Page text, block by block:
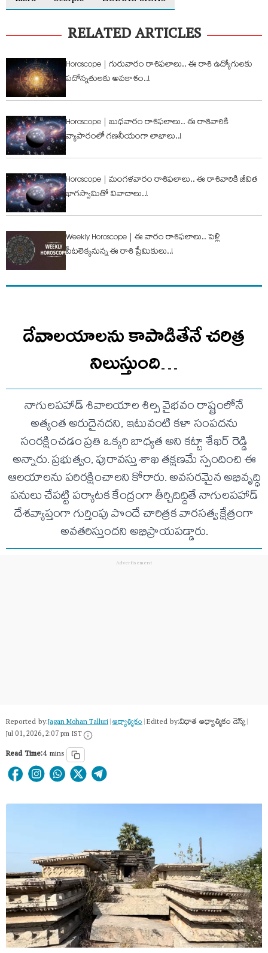
RELATED ARTICLES
Horoscope | గురువారం రాశిఫ‌లాలు.. ఈ రాశి ఉద్యోగుల‌కు
ప‌దోన్న‌తుల‌కు అవ‌కాశం..!
Horoscope | బుధ‌వారం రాశిఫ‌లాలు.. ఈ రాశివారికి
వ్యాపారంలో గ‌ణ‌నీయంగా లాభాలు..!
Horoscope | మంగ‌ళ‌వారం రాశిఫ‌లాలు.. ఈ రాశివారికి జీవిత
భాగ‌స్వామితో వివాదాలు..!
Weekly Horoscope | ఈ వారం రాశిఫ‌లాలు.. పెళ్లి
పీట‌లెక్క‌నున్న ఈ రాశి ప్రేమికులు..!
దేవాలయాలను కాపాడితేనే చరిత్ర
నిలుస్తుంది…
నాగులపహాడ్ శివాలయాల శిల్ప వైభవం రాష్ట్రంలోనే
అత్యంత అరుదైనదని, ఇటువంటి కళా సంపదను
సంరక్షించడం ప్రతి ఒక్కరి బాధ్యత అని కట్టా శేఖర్ రెడ్డి
అన్నారు. ప్రభుత్వం, పురావస్తు శాఖ తక్షణమే స్పందించి ఈ
ఆలయాలను పరిరక్షించాలని కోరారు. అవసరమైన అభివృద్ధి
పనులు చేపట్టి పర్యాటక కేంద్రంగా తీర్చిదిద్దితే నాగులపహాడ్
దేశవ్యాప్తంగా గుర్తింపు పొందే చారిత్రక వారసత్వ క్షేత్రంగా
అవతరిస్తుందని అభిప్రాయపడ్డారు.
Reported by:Jagan Mohan Talluri|ఆధ్యాత్మికం|Edited by:విధాత ఆధ్యాత్మికం డెస్క్|
Jul 01, 2026, 2:07 pm IST
Read Time:4 mins